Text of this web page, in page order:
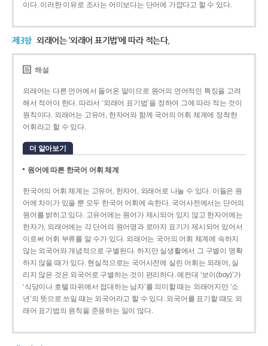
이다. 이러한 이유로 조사는 어미보다는 단어에 가깝다고 할 수 있다.
제3항 외래어는 ‘외래어 표기법’에 따라 적는다.
해설
외래어는 다른 언어에서 들어온 말이므로 원어의 언어적인 특징을 고려
해서 적어야 한다. 따라서 ‘외래어 표기법’을 정하여 그에 따라 적는 것이
원칙이다. 외래어는 고유어, 한자어와 함께 국어의 어휘 체계에 정착한
어휘라고 할 수 있다.
더 알아보기
원어에 따른 한국어 어휘 체계
한국어의 어휘 체계는 고유어, 한자어, 외래어로 나눌 수 있다. 이들은 원
어에 차이가 있을 뿐 모두 한국어 어휘에 속한다. 국어사전에서는 단어의
원어를 밝히고 있다. 고유어에는 원어가 제시되어 있지 않고 한자어에는
한자가, 외래어에는 각 단어의 원어명과 로마자 표기가 제시되어 있어서
이로써 어휘 부류를 알 수가 있다. 외래어는 국어의 어휘 체계에 속하지
않는 외국어와 개념적으로 구별된다. 하지만 실생활에서 그 구별이 명확
하지 않을 때가 있다. 현실적으로는 국어사전에 실린 어휘는 외래어, 실
리지 않은 것은 외국어로 구별하는 것이 편리하다. 예컨대 ‘보이(boy)’가
‘식당이나 호텔 따위에서 접대하는 남자’를 의미할 때는 외래어지만 ‘소
년’의 뜻으로 쓰일 때는 외국어라고 할 수 있다. 외국어를 표기할 때도 외
래어 표기법의 원칙을 준용하는 일이 많다.